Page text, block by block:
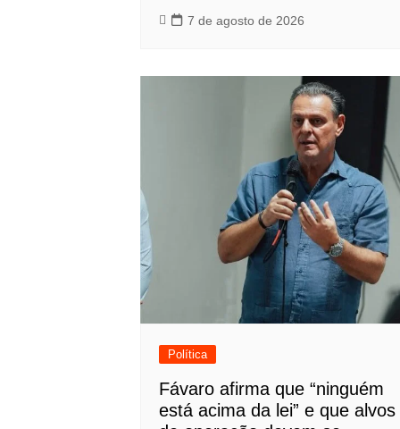
7 de agosto de 2026
Política
Fávaro afirma que “ninguém
está acima da lei” e que alvos